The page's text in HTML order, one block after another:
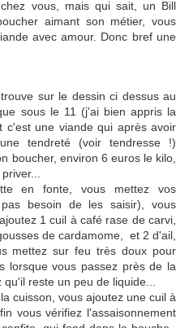
vous, mais qui sait, un Bill
aimant son métier, vous
avec amour. Donc bref une
sur le dessin ci dessus au
sous le 11 (j'ai bien appris la
c'est une viande qui après avoir
tendreté (voir tendresse !)
boucher, environ 6 euros le kilo,
en fonte, vous mettez vos
besoin de les saisir), vous
1 cuil à café rase de carvi,
de cardamome, et 2 d'ail,
mettez sur feu très doux pour
lorsque vous passez près de la
reste un peu de liquide...
cuisson, vous ajoutez une cuil à
vous vérifiez l'assaisonnement